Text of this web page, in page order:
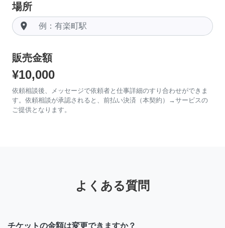
場所
room
販売金額
¥10,000
依頼相談後、メッセージで依頼者と仕事詳細のすり合わせができま
す。依頼相談が承認されると、前払い決済（本契約）→サービスの
ご提供となります。
よくある質問
チケットの金額は変更できますか？